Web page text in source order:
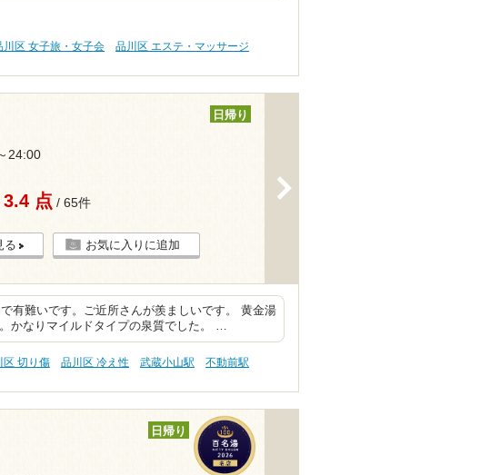
川区 女子旅・女子会
品川区 エステ・マッサージ
日帰り
24:00
3.4 点 / 65件
る お気に入りに追加
有難いです。ご近所さんが羨ましいです。 黄金湯
かなりマイルドタイプの泉質でした。 …
区 切り傷 品川区 冷え性 武蔵小山駅
不動前駅
日帰り